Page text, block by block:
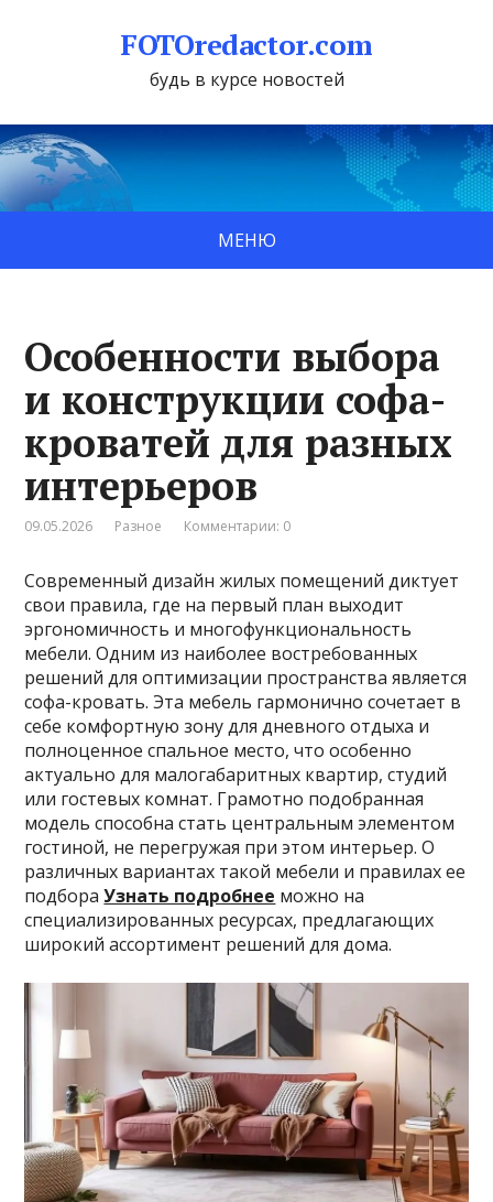
FOTOredactor.com
будь в курсе новостей
МЕНЮ
Особенности выбора
и конструкции софа-
кроватей для разных
интерьеров
09.05.2026 Разное Комментарии: 0
Современный дизайн жилых помещений диктует
свои правила, где на первый план выходит
эргономичность и многофункциональность
мебели. Одним из наиболее востребованных
решений для оптимизации пространства является
софа-кровать. Эта мебель гармонично сочетает в
себе комфортную зону для дневного отдыха и
полноценное спальное место, что особенно
актуально для малогабаритных квартир, студий
или гостевых комнат. Грамотно подобранная
модель способна стать центральным элементом
гостиной, не перегружая при этом интерьер. О
различных вариантах такой мебели и правилах ее
подбораУзнать подробнее можно на
специализированных ресурсах, предлагающих
широкий ассортимент решений для дома.